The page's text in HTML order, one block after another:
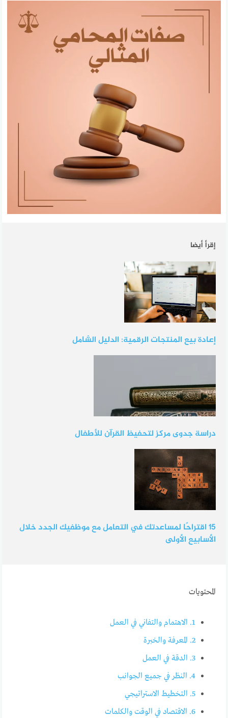
إقرأ أيضا
إعادة بيع المنتجات الرقمية: الدليل الشامل
دراسة جدوى مركز لتحفيظ القرآن للأطفال
15 اقتراحًا لمساعدتك في التعامل مع موظفيك الجدد خلال
الأسابيع الأولى
المحتويات
1. الاهتمام والتفاني في العمل
2. المعرفة والخبرة
3. الدقة في العمل
4. النظر في جميع الجوانب
5. التخطيط الاستراتيجي
6. الاقتصاد في الوقت والكلمات